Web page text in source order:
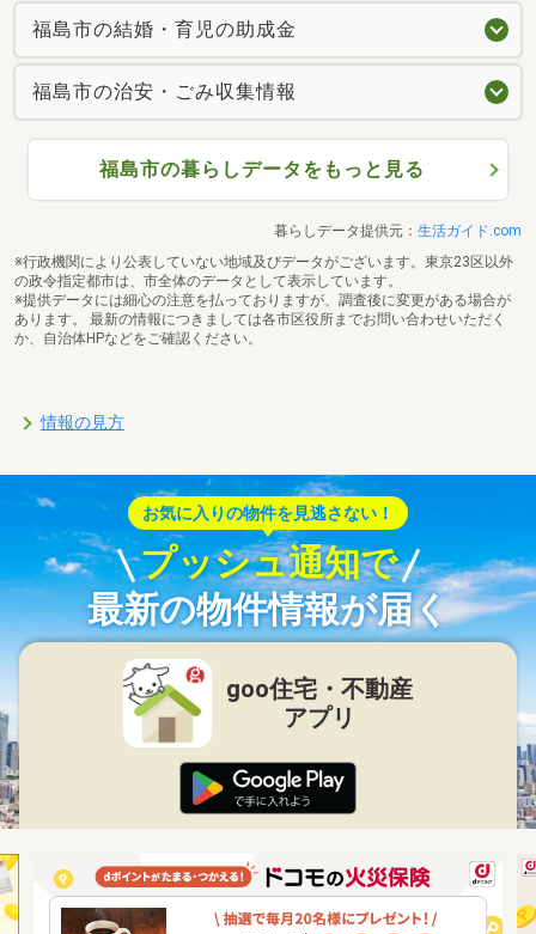
福島市の結婚・育児の助成金
福島市の治安・ごみ収集情報
福島市の暮らしデータをもっと見る
暮らしデータ提供元： 生活ガイド.com
※行政機関により公表していない地域及びデータがございます。東京23区以外
の政令指定都市は、市全体のデータとして表示しています。
※提供データには細心の注意を払っておりますが、調査後に変更がある場合が
あります。 最新の情報につきましては各市区役所までお問い合わせいただく
か、自治体HPなどをご確認ください。
情報の見方
お気に入りの物件を見逃さない！
プッシュ通知で
最新の物件情報が届く
goo住宅・不動産
アプリ